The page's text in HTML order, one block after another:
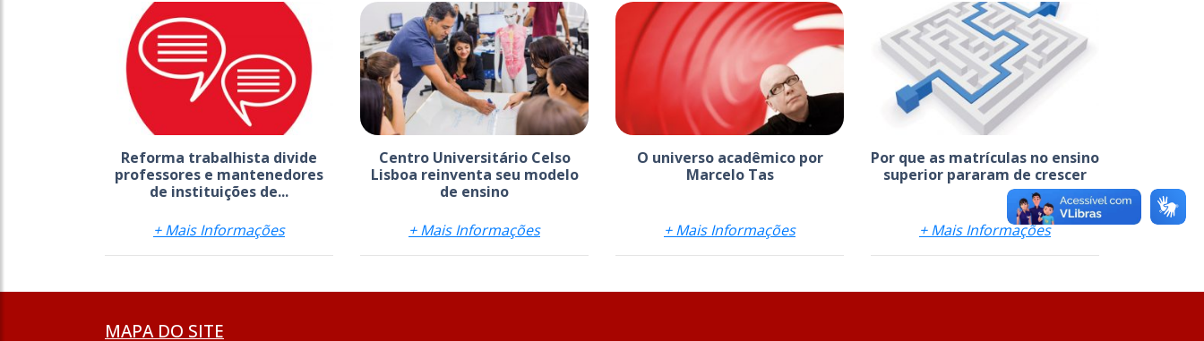
Reforma trabalhista divide
professores e mantenedores
de instituições de...
+ Mais Informações
Centro Universitário Celso
Lisboa reinventa seu modelo
de ensino
+ Mais Informações
O universo acadêmico por
Marcelo Tas
+ Mais Informações
Por que as matrículas no ensino
superior pararam de crescer
+ Mais Informações
MAPA DO SITE